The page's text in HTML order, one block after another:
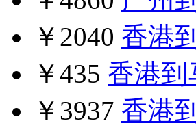
￥2040 香港
￥435 香港到
￥3937 香港